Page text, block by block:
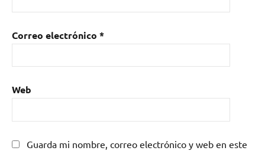
Correo electrónico *
Web
Guarda mi nombre, correo electrónico y web en este